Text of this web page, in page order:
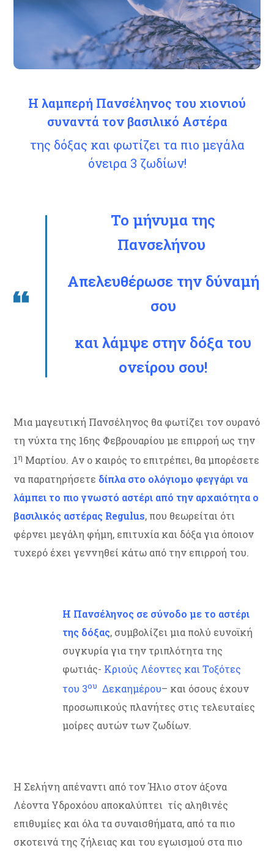
Η λαμπερή Πανσέληνος του χιονιού
συναντά τον βασιλικό Αστέρα
της δόξας και φωτίζει τα πιο μεγάλα
όνειρα 3 ζωδίων!
Το μήνυμα της
Πανσελήνου
Απελευθέρωσε την δύναμή
σου
και λάμψε στην δόξα του
ονείρου σου!
Μια μαγευτική Πανσέληνος θα φωτίζει τον ουρανό
τη νύχτα της 16ης Φεβρουαρίου με επιρροή ως την
1η Μαρτίου. Αν ο καιρός το επιτρέπει, θα μπορέσετε
να παρατηρήσετε δίπλα στο ολόγιομο φεγγάρι να
λάμπει το πιο γνωστό αστέρι από την αρχαιότητα ο
βασιλικός αστέρας Regulus, που θεωρείται ότι
φέρνει μεγάλη φήμη, επιτυχία και δόξα για όποιον
τυχερό έχει γεννηθεί κάτω από την επιρροή του.
Η Πανσέληνος σε σύνοδο με το αστέρι
της δόξας, συμβολίζει μια πολύ ευνοϊκή
συγκυρία για την τριπλότητα της
φωτιάς- Κριούς Λέοντες και Τοξότες
του 3ου Δεκαημέρου– και όσους έχουν
προσωπικούς πλανήτες στις τελευταίες
μοίρες αυτών των ζωδίων.
Η Σελήνη απέναντι από τον Ήλιο στον άξονα
Λέοντα Υδροχόου αποκαλύπτει τίς αληθινές
επιθυμίες και όλα τα συναισθήματα, από τα πιο
σκοτεινά της ζήλειας και του εγωισμού στα πιο